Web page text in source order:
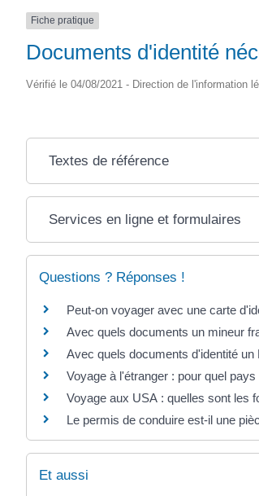
Fiche pratique
Documents d'identité
Vérifié le 04/08/2021 - Direction de l'information
Textes de référence
Services en ligne et formulaires
Questions ? Réponses !
Peut-on voyager avec une carte
Avec quels documents un mineur
Avec quels documents d'identité
Voyage à l'étranger : pour quel
Voyage aux USA : quelles sont les
Le permis de conduire est-il une
Et aussi